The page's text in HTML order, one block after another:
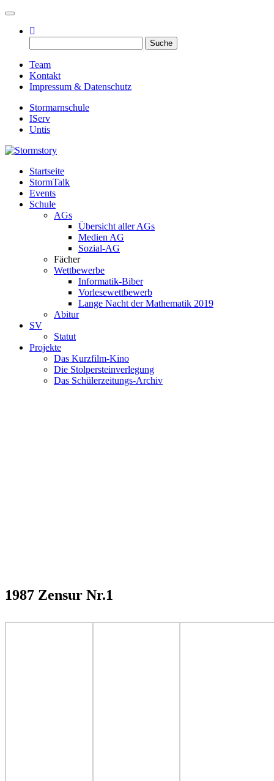
Toggle navigation
nach:
Team
Kontakt
Impressum & Datenschutz
Stormarnschule
IServ
Untis
Stormstory
Eure digitale Schülerzeitung
Startseite
StormTalk
Events
Schule
AGs
Übersicht aller AGs
Medien AG
Sozial-AG
Fächer
Wettbewerbe
Informatik-Biber
Vorlesewettbewerb
Lange Nacht der Mathematik 2019
Abitur
SV
Statut
Projekte
Das Kurzfilm-Kino
Die Stolpersteinverlegung
Das Schülerzeitungs-Archiv
1987 Zensur Nr.1